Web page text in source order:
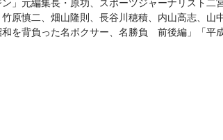
」元編集長・原功、スポーツジャーナリスト
原慎二、畑山隆則、長谷川穂積、内山高志、
を背負った名ボクサー、名勝負 前後編」「